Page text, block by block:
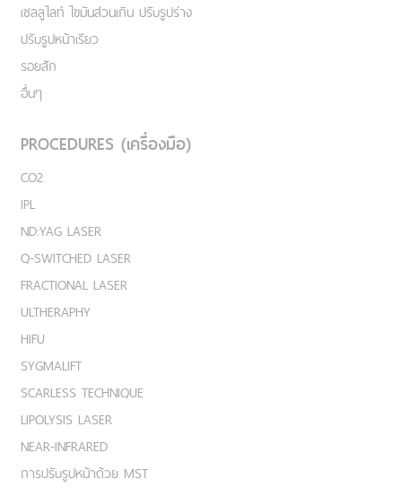
เชลลูไลท์ ไขมันส่วนเกิน ปรับรูปร่าง
ปรับรูปหน้าเรียว
รอยสัก
อื่นๆ
PROCEDURES (เครื่องมือ)
CO2
IPL
ND:YAG LASER
Q-SWITCHED LASER
FRACTIONAL LASER
ULTHERAPHY
HIFU
SYGMALIFT
SCARLESS TECHNIQUE
LIPOLYSIS LASER
NEAR-INFRARED
การปรับรูปหน้าด้วย MST